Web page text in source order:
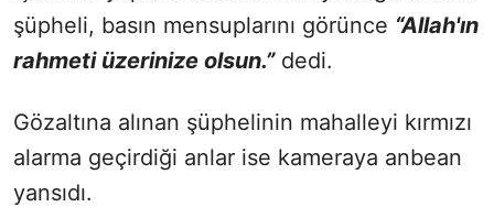
şüpheli, basın mensuplarını görünce “Allah'ın
rahmeti üzerinize olsun.”dedi.
Gözaltına alınan şüphelinin mahalleyi kırmızı
alarma geçirdiği anlar ise kameraya anbean
yansıdı.